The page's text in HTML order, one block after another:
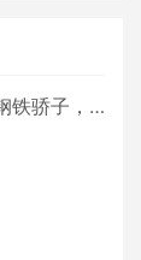
，魅力包头